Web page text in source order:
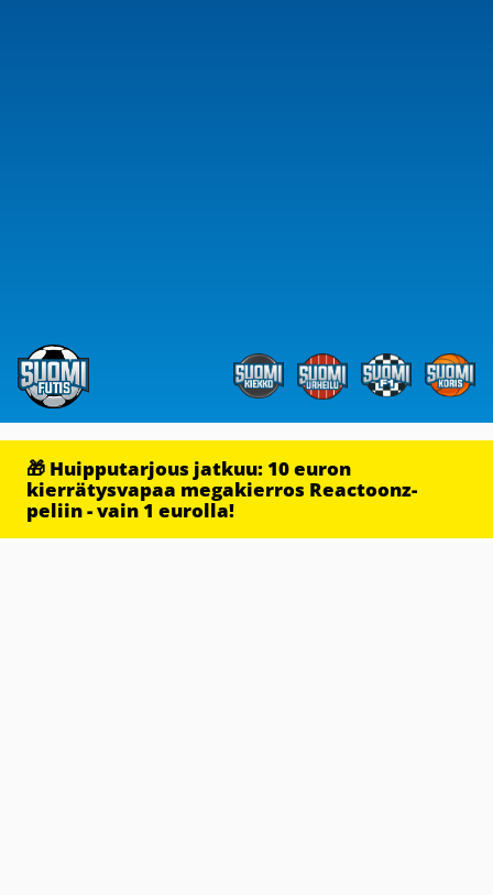
🎁 Huipputarjous jatkuu: 10 euron
kierrätysvapaa megakierros Reactoonz-
peliin - vain 1 eurolla!